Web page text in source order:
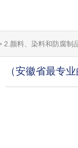
2.颜料、染料和防腐制
（安徽省最专